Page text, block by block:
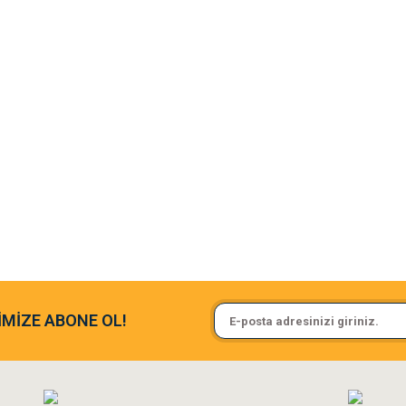
ve paketlemesine bayıldım
Sa**** On******
Pamuk için aradığım tüm
ABONE OL!